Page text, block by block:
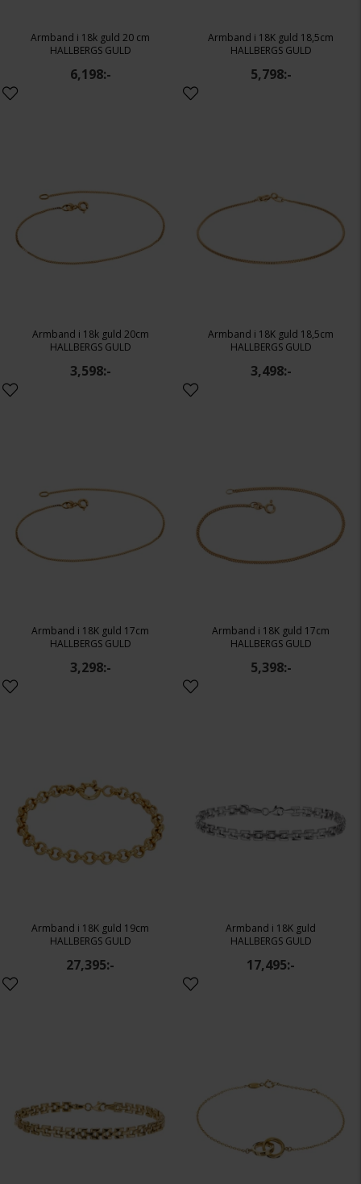
Armband i 18k guld 20 cm
HALLBERGS GULD
6,198:-
Armband i 18K guld 18,5cm
HALLBERGS GULD
5,798:-
Armband i 18k guld 20cm
HALLBERGS GULD
3,598:-
Armband i 18K guld 18,5cm
HALLBERGS GULD
3,498:-
Armband i 18K guld 17cm
HALLBERGS GULD
3,298:-
Armband i 18K guld 17cm
HALLBERGS GULD
5,398:-
Armband i 18K guld 19cm
HALLBERGS GULD
27,395:-
Armband i 18K guld
HALLBERGS GULD
17,495:-